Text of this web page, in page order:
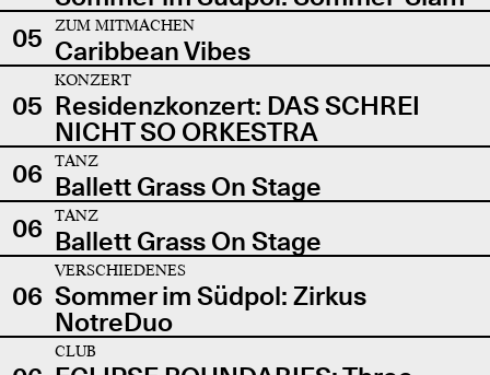
05
ZUM MITMACHEN
Caribbean Vibes
05
KONZERT
Residenzkonzert: DAS SCHREI
NICHT SO ORKESTRA
06
TANZ
Ballett Grass On Stage
06
TANZ
Ballett Grass On Stage
06
VERSCHIEDENES
Sommer im Südpol: Zirkus
NotreDuo
CLUB